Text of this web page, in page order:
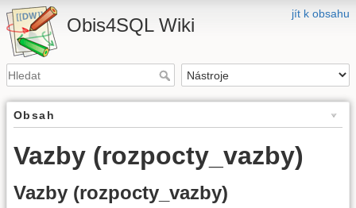
jít k obsahu
Obis4SQL Wiki
Obsah
Vazby (rozpocty_vazby)
Vazby (rozpocty_vazby)